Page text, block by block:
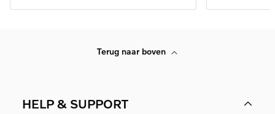
Terug naar boven
HELP & SUPPORT